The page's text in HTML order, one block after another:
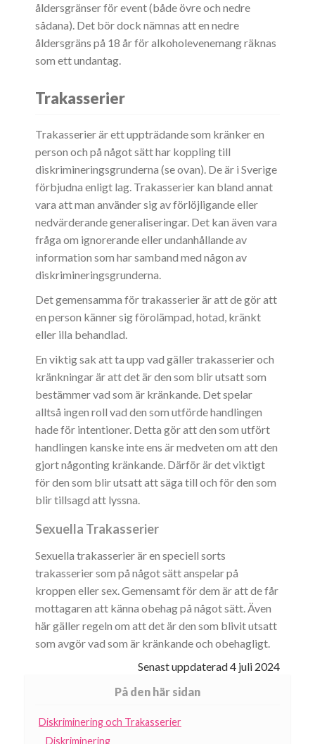
åldersgränser för event (både övre och nedre
sådana). Det bör dock nämnas att en nedre
åldersgräns på 18 år för alkoholevenemang räknas
som ett undantag.
Trakasserier
Trakasserier är ett uppträdande som kränker en
person och på något sätt har koppling till
diskrimineringsgrunderna (se ovan). De är i Sverige
förbjudna enligt lag. Trakasserier kan bland annat
vara att man använder sig av förlöjligande eller
nedvärderande generaliseringar. Det kan även vara
fråga om ignorerande eller undanhållande av
information som har samband med någon av
diskrimineringsgrunderna.
Det gemensamma för trakasserier är att de gör att
en person känner sig förolämpad, hotad, kränkt
eller illa behandlad.
En viktig sak att ta upp vad gäller trakasserier och
kränkningar är att det är den som blir utsatt som
bestämmer vad som är kränkande. Det spelar
alltså ingen roll vad den som utförde handlingen
hade för intentioner. Detta gör att den som utfört
handlingen kanske inte ens är medveten om att den
gjort någonting kränkande. Därför är det viktigt
för den som blir utsatt att säga till och för den som
blir tillsagd att lyssna.
Sexuella Trakasserier
Sexuella trakasserier är en speciell sorts
trakasserier som på något sätt anspelar på
kroppen eller sex. Gemensamt för dem är att de får
mottagaren att känna obehag på något sätt. Även
här gäller regeln om att det är den som blivit utsatt
som avgör vad som är kränkande och obehagligt.
Senast uppdaterad4 juli 2024
På den här sidan
Diskriminering och Trakasserier
Diskriminering